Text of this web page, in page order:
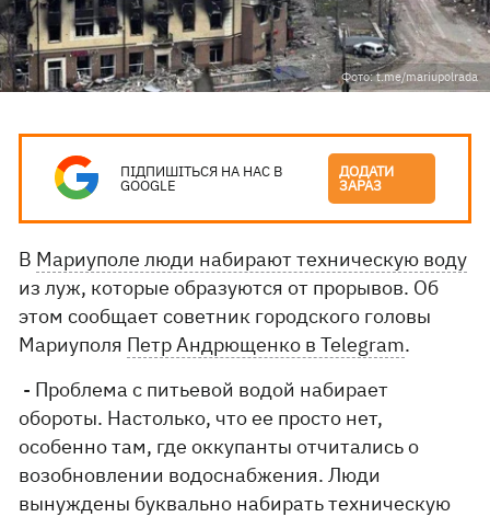
Фото: t.me/mariupolrada
ПІДПИШІТЬСЯ НА НАС В
GOOGLE
ДОДАТИ
ЗАРАЗ
В Мариуполе люди набирают техническую воду
из луж, которые образуются от прорывов. Об
этом сообщает советник городского головы
Мариуполя Петр Андрющенко в Telegram.
- Проблема с питьевой водой набирает
обороты. Настолько, что ее просто нет,
особенно там, где оккупанты отчитались о
возобновлении водоснабжения. Люди
вынуждены буквально набирать техническую